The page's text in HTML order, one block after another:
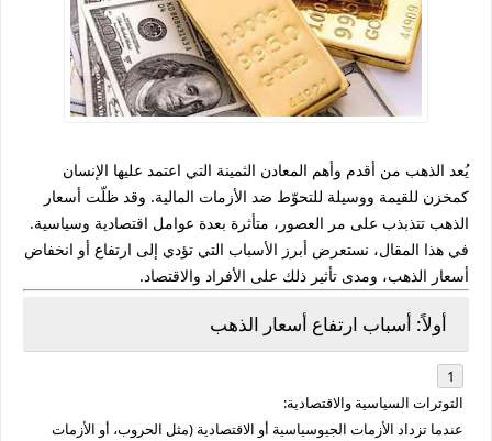
يُعد الذهب من أقدم وأهم المعادن الثمينة التي اعتمد عليها الإنسان
كمخزن للقيمة ووسيلة للتحوّط ضد الأزمات المالية. وقد ظلّت أسعار
الذهب تتذبذب على مر العصور، متأثرة بعدة عوامل اقتصادية وسياسية.
في هذا المقال، نستعرض أبرز الأسباب التي تؤدي إلى ارتفاع أو انخفاض
أسعار الذهب، ومدى تأثير ذلك على الأفراد والاقتصاد.
أولاً: أسباب ارتفاع أسعار الذهب
التوترات السياسية والاقتصادية:
عندما تزداد الأزمات الجيوسياسية أو الاقتصادية (مثل الحروب، أو الأزمات